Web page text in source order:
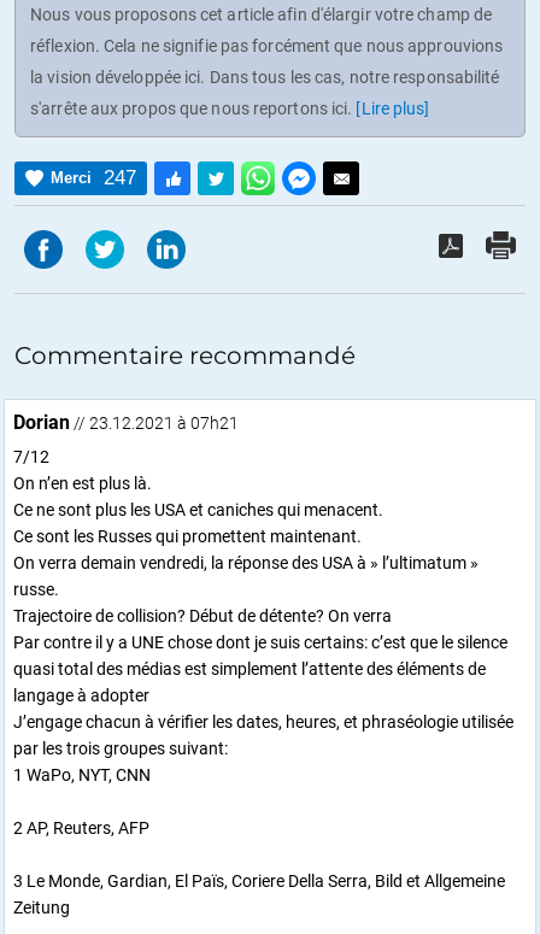
Nous vous proposons cet article afin d'élargir votre champ de
réflexion. Cela ne signifie pas forcément que nous approuvions
la vision développée ici. Dans tous les cas, notre responsabilité
s'arrête aux propos que nous reportons ici. [Lire plus]
Merci 247
Commentaire recommandé
Dorian// 23.12.2021 à 07h21
7/12
On n’en est plus là.
Ce ne sont plus les USA et caniches qui menacent.
Ce sont les Russes qui promettent maintenant.
On verra demain vendredi, la réponse des USA à » l’ultimatum »
russe.
Trajectoire de collision? Début de détente? On verra
Par contre il y a UNE chose dont je suis certains: c’est que le silence
quasi total des médias est simplement l’attente des éléments de
langage à adopter
J’engage chacun à vérifier les dates, heures, et phraséologie utilisée
par les trois groupes suivant:
1 WaPo, NYT, CNN
2 AP, Reuters, AFP
3 Le Monde, Gardian, El Païs, Coriere Della Serra, Bild et Allgemeine
Zeitung